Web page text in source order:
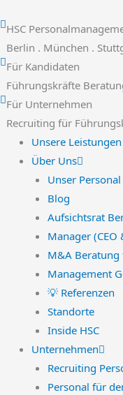
Inhalt
springen
HSC
Berlin . München .
Für Kandidaten
Führungskräfte
Für Unternehmen
Recruiting für
Unsere Leistungen
Über Uns
Unser
Blog
Aufsichtsrat
Manager (CEO
M&A
Management
💡 Referenzen
Standorte
Inside HSC
Unternehmen
Recruiting
Personal für